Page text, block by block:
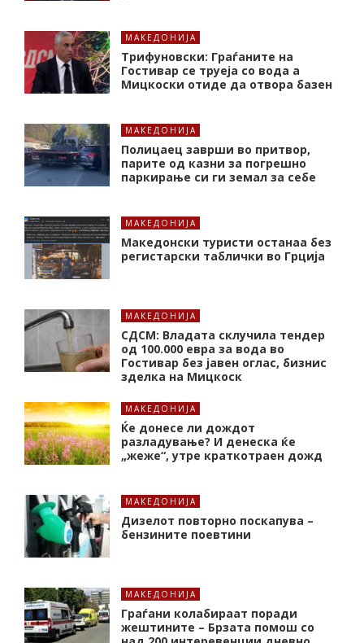
МАКЕДОНИЈА
Трифуновски: Граѓаните на
Гостивар се труеја со вода а
Мицкоски отиде да отвора базен
МАКЕДОНИЈА
Полицаец заврши во притвор,
парите од казни за погрешно
паркирање си ги земал за себе
МАКЕДОНИЈА
Македонски туристи останаа без
регистарски таблички во Грција
МАКЕДОНИЈА
СДСМ: Владата склучила тендер
од 100.000 евра за вода во
Гостивар без јавен оглас, бизнис
зделка на Мицкоск
МАКЕДОНИЈА
Ќе донесе ли дождот
разладување? И денеска ќе
„жеже“, утре краткотраен дожд
МАКЕДОНИЈА
Дизелот повторно поскапува –
бензините поевтини
МАКЕДОНИЈА
Граѓани колабираат поради
жештините – Брзата помош со